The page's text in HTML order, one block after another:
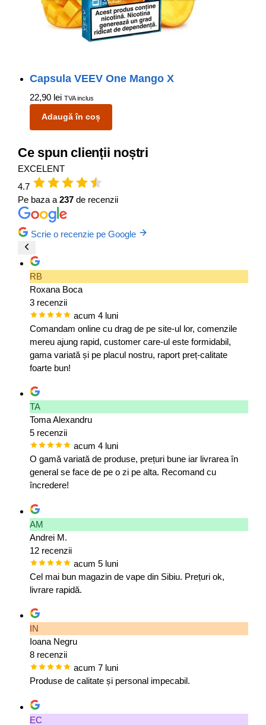
Capsula VEEV One Mango X
22,90 lei TVA inclus
Adaugă în coș
Ce spun clienții noștri
EXCELENT
4.7
Pe baza a 237 de recenzii
Scrie o recenzie pe Google
RB
Roxana Boca
3 recenzii
acum 4 luni
Comandam online cu drag de pe site-ul lor, comenzile
mereu ajung rapid, customer care-ul este formidabil,
gama variată și pe placul nostru, raport preț-calitate
foarte bun!
TA
Toma Alexandru
5 recenzii
acum 4 luni
O gamă variată de produse, prețuri bune iar livrarea în
general se face de pe o zi pe alta. Recomand cu
încredere!
AM
Andrei M.
12 recenzii
acum 5 luni
Cel mai bun magazin de vape din Sibiu. Prețuri ok,
livrare rapidă.
IN
Ioana Negru
8 recenzii
acum 7 luni
Produse de calitate și personal impecabil.
EC